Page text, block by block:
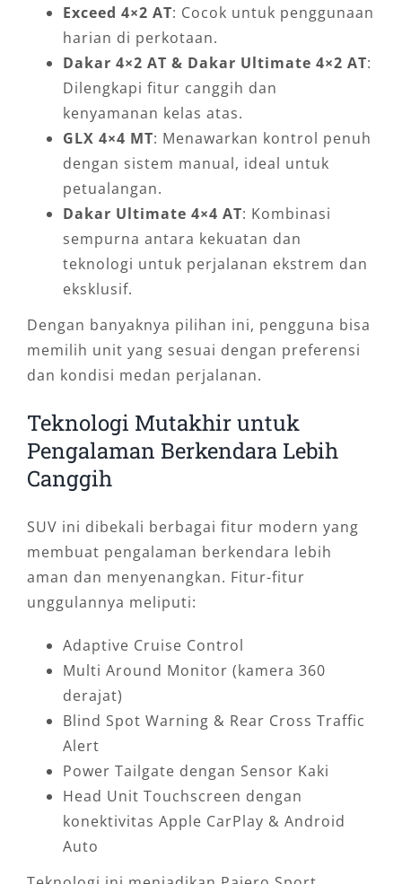
Exceed 4×2 AT: Cocok untuk penggunaan
harian di perkotaan.
Dakar 4×2 AT & Dakar Ultimate 4×2 AT:
Dilengkapi fitur canggih dan
kenyamanan kelas atas.
GLX 4×4 MT: Menawarkan kontrol penuh
dengan sistem manual, ideal untuk
petualangan.
Dakar Ultimate 4×4 AT: Kombinasi
sempurna antara kekuatan dan
teknologi untuk perjalanan ekstrem dan
eksklusif.
Dengan banyaknya pilihan ini, pengguna bisa
memilih unit yang sesuai dengan preferensi
dan kondisi medan perjalanan.
Teknologi Mutakhir untuk
Pengalaman Berkendara Lebih
Canggih
SUV ini dibekali berbagai fitur modern yang
membuat pengalaman berkendara lebih
aman dan menyenangkan. Fitur-fitur
unggulannya meliputi:
Adaptive Cruise Control
Multi Around Monitor (kamera 360
derajat)
Blind Spot Warning & Rear Cross Traffic
Alert
Power Tailgate dengan Sensor Kaki
Head Unit Touchscreen dengan
konektivitas Apple CarPlay & Android
Auto